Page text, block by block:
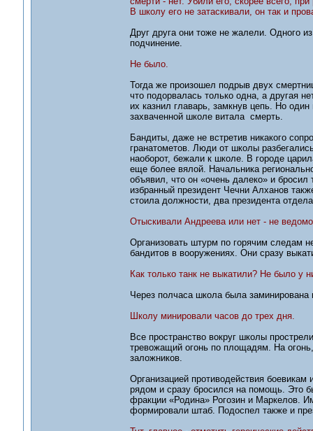
В школу его не затаскивали, он так и
Друг друга они тоже не жалели. Одного
подчинение.
Не было.
Тогда же произошел подрыв двух
что подорвалась только одна, а другая
их казнил главарь, замкнув цепь. Но
захваченной школе витала смерть.
Бандиты, даже не встретив никакого
гранатометов. Люди от школы
наоборот, бежали к школе. В городе
еще более вялой. Начальника
объявил, что он «очень далеко» и
избранный президент Чечни Алханов
стоила должности, два президента
Отыскивали Андреева или нет - не
Организовать штурм по горячим следам
бандитов в вооружениях. Они сразу
Как только танк не выкатили? Не было у
Через полчаса школа была
Школу минировали часов до трех дня.
Все пространство вокруг школы
тревожащий огонь по площадям. На
заложников.
Организацией противодействия
рядом и сразу бросился на помощь. Это
фракции «Родина» Рогозин и Маркелов.
формировали штаб. Подоспел также и